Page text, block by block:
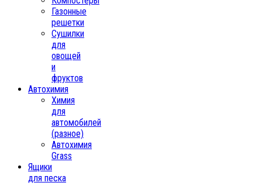
Газонные
решетки
Сушилки
для
овощей
и
фруктов
Автохимия
Химия
для
автомобилей
(разное)
Автохимия
Grass
Ящики
для песка